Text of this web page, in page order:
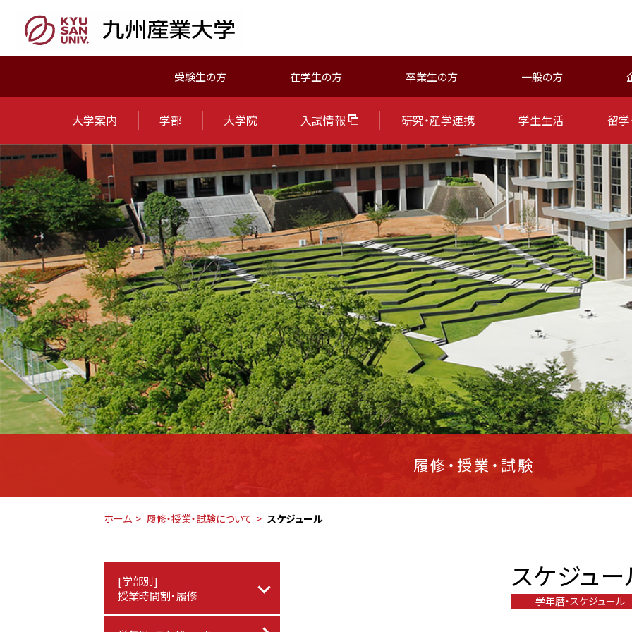
受験生の方 在学生の方 卒業生の方 一般の方
大学案内 学部 大学院 入試情報 研究・産学連携 学生生活 留学
履修・授業・試験
ホーム 履修・授業・試験について スケジュール
スケジュ
学年暦・スケジュール
[学部別]
授業時間割・履修